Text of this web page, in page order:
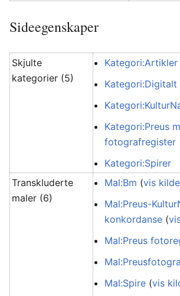
Sideegenskaper
Skjulte
kategorier (5)
Kategori:Digitalt
Kategori:Preus
fotografregister
Kategori:Spirer
Transkluderte
maler (6)
Mal:Bm (vis kilde
Mal:Preus-
konkordanse (
Mal:Preus
Mal:Spire (vis